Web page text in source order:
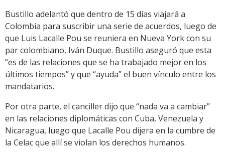
Bustillo adelantó que dentro de 15 días viajará a
Colombia para suscribir una serie de acuerdos, luego de
que Luis Lacalle Pou se reuniera en Nueva York con su
par colombiano, Iván Duque. Bustillo aseguró que esta
“es de las relaciones que se ha trabajado mejor en los
últimos tiempos” y que “ayuda” el buen vínculo entre los
mandatarios.
Por otra parte, el canciller dijo que “nada va a cambiar”
en las relaciones diplomáticas con Cuba, Venezuela y
Nicaragua, luego que Lacalle Pou dijera en la cumbre de
la Celac que allí se violan los derechos humanos.